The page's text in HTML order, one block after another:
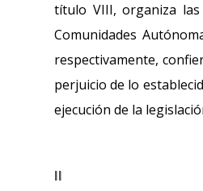
título VIII, organiza
Comunidades
respectivamente,
perjuicio de lo
ejecución de la
II